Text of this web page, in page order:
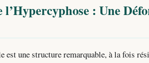
: Une
est une structure remarquable, à la fois